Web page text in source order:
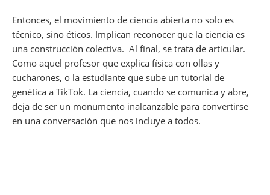
Entonces, el movimiento de ciencia abierta no solo es
técnico, sino éticos. Implican reconocer que la ciencia es
una construcción colectiva. Al final, se trata de articular.
Como aquel profesor que explica física con ollas y
cucharones, o la estudiante que sube un tutorial de
genética a TikTok. La ciencia, cuando se comunica y abre,
deja de ser un monumento inalcanzable para convertirse
en una conversación que nos incluye a todos.